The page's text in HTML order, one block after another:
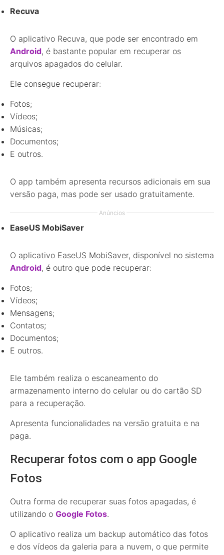
Recuva
O aplicativo Recuva, que pode ser encontrado em
Android, é bastante popular em recuperar os
arquivos apagados do celular.
Ele consegue recuperar:
Fotos;
Vídeos;
Músicas;
Documentos;
E outros.
O app também apresenta recursos adicionais em sua
versão paga, mas pode ser usado gratuitamente.
Anúncios
EaseUS MobiSaver
O aplicativo EaseUS MobiSaver, disponível no sistema
Android, é outro que pode recuperar:
Fotos;
Vídeos;
Mensagens;
Contatos;
Documentos;
E outros.
Ele também realiza o escaneamento do
armazenamento interno do celular ou do cartão SD
para a recuperação.
Apresenta funcionalidades na versão gratuita e na
paga.
Recuperar fotos com o app Google
Fotos
Outra forma de recuperar suas fotos apagadas, é
utilizando o Google Fotos.
O aplicativo realiza um backup automático das fotos
e dos vídeos da galeria para a nuvem, o que permite